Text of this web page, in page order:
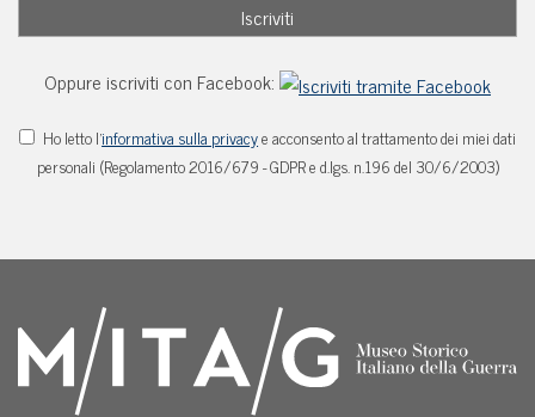
Oppure iscriviti con Facebook:
Ho letto l'informativa sulla privacye acconsento al trattamento dei miei dati
personali (Regolamento 2016/679 - GDPR e d.lgs. n.196 del 30/6/2003)